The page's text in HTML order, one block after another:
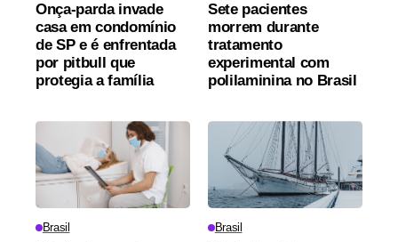
Onça-parda invade
casa em condomínio
de SP e é enfrentada
por pitbull que
protegia a família
Sete pacientes
morrem durante
tratamento
experimental com
polilaminina no Brasil
Brasil Brasil